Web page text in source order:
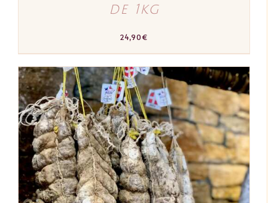
de 1kg
24,90€
AJOUTER AU PANIER
/
DÉTAILS